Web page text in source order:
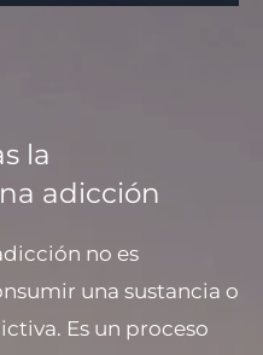
la
adicción
no es
una sustancia o
Es un proceso